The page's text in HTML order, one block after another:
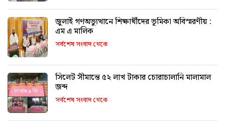
জুলাই গণঅভ্যুত্থানে শিক্ষার্থীদের ভূমিকা অবিস্মরণীয় :
এম এ মালিক
সর্বশেষ সংবাদ থেকে
সিলেট সীমান্তে ৫২ লাখ টাকার চোরাচালানি মালামাল
জব্দ
সর্বশেষ সংবাদ থেকে